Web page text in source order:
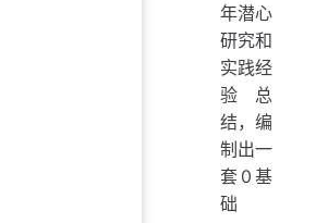
年潜心
研究和
实践经
验总
结，编
制出一
套0基
础